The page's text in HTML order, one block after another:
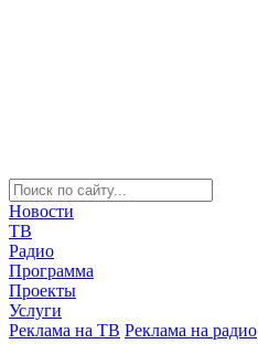
Новости
ТВ
Радио
Программа
Проекты
Услуги
Реклама на ТВ Реклама на радио